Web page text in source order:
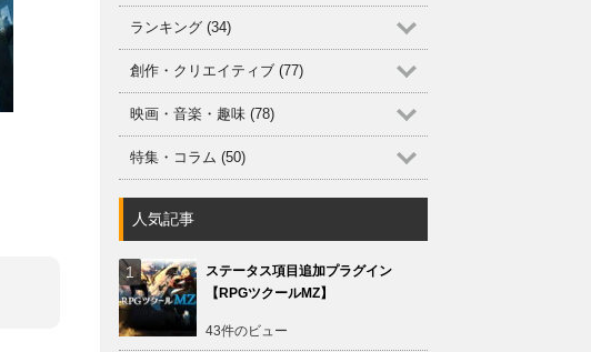
ランキング (34)
創作・クリエイティブ (77)
映画・音楽・趣味 (78)
特集・コラム (50)
人気記事
ステータス項目追加プラグイン
【RPGツクールMZ】
43件のビュー